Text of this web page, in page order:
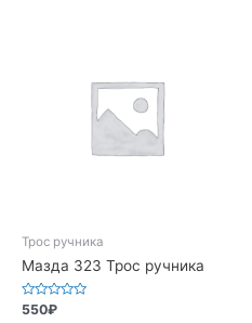
Трос ручника
Мазда 323 Трос ручника
Оценка
550₽